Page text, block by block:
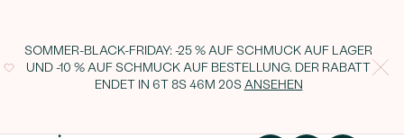
SOMMER-BLACK-FRIDAY: -25 % AUF SCHMUCK AUF LAGER
UND -10 % AUF SCHMUCK AUF BESTELLUNG. DER RABATT
ENDET IN 6T 8S 46M 19S ANSEHEN